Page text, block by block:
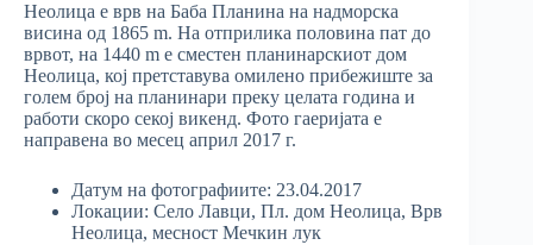
Неолица е врв на Баба Планина на надморска
висина од 1865 m. На отприлика половина пат до
врвот, на 1440 m е сместен планинарскиот дом
Неолица, кој претставува омилено прибежиште за
голем број на планинари преку целата година и
работи скоро секој викенд. Фото гаеријата е
направена во месец април 2017 г.
Датум на фотографиите: 23.04.2017
Локации: Село Лавци, Пл. дом Неолица, Врв
Неолица, месност Мечкин лук